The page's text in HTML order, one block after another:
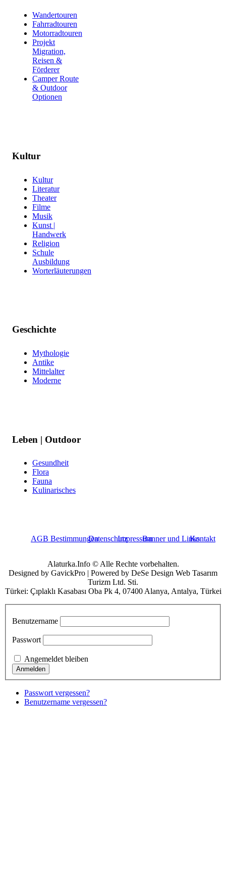
Wandertouren
Fahrradtouren
Motorradtouren
Projekt
Migration,
Reisen &
Förderer
Camper Route
& Outdoor
Optionen
Kultur
Kultur
Literatur
Theater
Filme
Musik
Kunst |
Handwerk
Religion
Schule
Ausbildung
Worterläuterungen
Geschichte
Mythologie
Antike
Mittelalter
Moderne
Leben | Outdoor
Gesundheit
Flora
Fauna
Kulinarisches
AGB BestimmungenDatenschutzImpressumBanner und LinksKontakt
Alaturka.Info © Alle Rechte vorbehalten.
Designed by GavickPro | Powered by DeSe Design Web Tasarım
Turizm Ltd. Sti.
Türkei: Çıplaklı Kasabası Oba Pk 4, 07400 Alanya, Antalya, Türkei
Benutzername
Passwort
Angemeldet bleiben
Passwort vergessen?
Benutzername vergessen?